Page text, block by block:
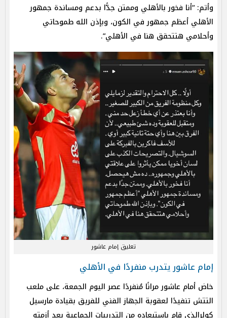
وأتم: “أنا فخور بالأهلي وممتن جدًّا بدعم ومساندة جمهور
الأهلي أعظم جمهور في الكون، وبإذن الله طموحاتي
وأحلامي هتتحقق هنا في الأهلي”.
تعليق إمام عاشور
إمام عاشور يتدرب منفردًا في الأهلي
خاض أمام عاشور مرانًا مُنفردًا عصر اليوم الجمعة، على ملعب
التتش تنفيدًا لعقوبة الجهاز الفني للفريق بقيادة مارسيل
كولرالذي قام باستبعاده من التدريبات الجماعية بعد أزمته